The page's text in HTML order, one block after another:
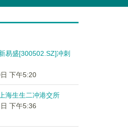
易盛[300502.SZ]冲刺
下午5:20
海生生二冲港交所
下午5:36